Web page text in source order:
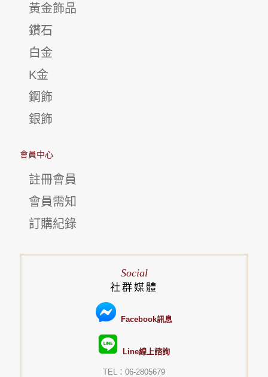
黃金飾品
鑽石
白金
K金
鋼飾
銀飾
會員中心
註冊會員
會員需知
訂購紀錄
Social
社群媒體
Facebook訊息
Line線上諮詢
TEL：06-2805679